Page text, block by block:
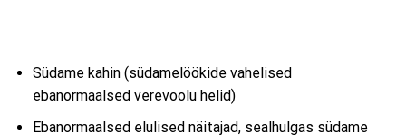
Südame kahin (südamelöökide vahelised
ebanormaalsed verevoolu helid)
Ebanormaalsed elulised näitajad, sealhulgas südame